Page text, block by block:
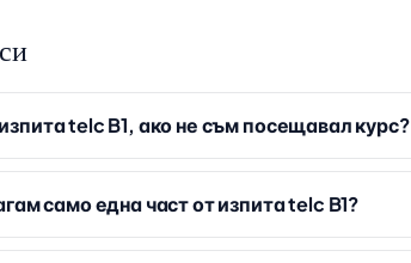
telc B1, ако не съм посещавал курс?
само една част от изпита telc B1?